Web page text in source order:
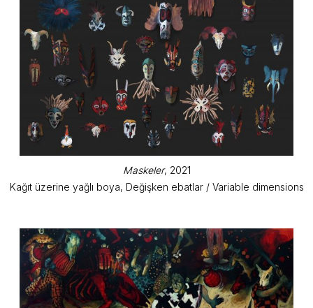
Maskeler, 2021
Kağıt üzerine yağlı boya, Değişken ebatlar / Variable dimensions